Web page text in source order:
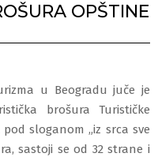
OPŠTINE
u Beogradu juče je
brošura Turističke
sloganom „iz srca sve
sastoji se od 32 strane i